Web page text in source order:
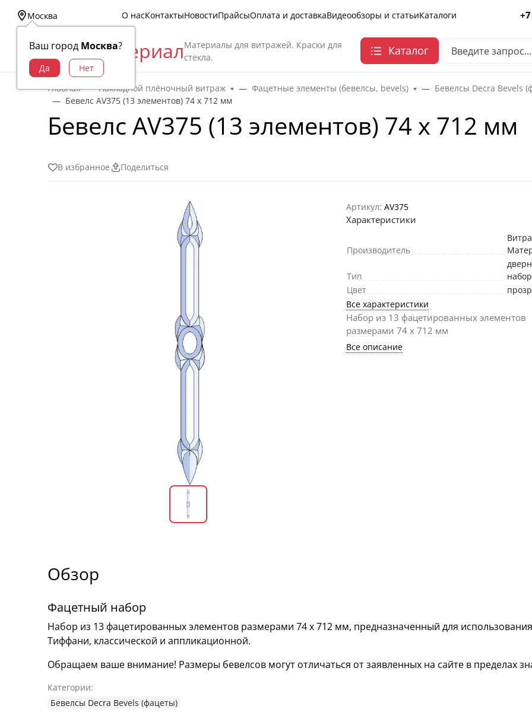
Москва
Ваш город Москва?
О насКонтактыНовостиПрайсыОплата и доставкаВидеообзоры и статьиКаталоги
Витраж МатериалМатериалы для витражей. Краски для
стекла.
Каталог
Главная Накладной плёночный витраж Фацетные элементы (бевелсы, bevels)
Бевелсы Decra Bevels
Бевелс AV375 (13 элементов) 74 х 712 мм
Бевелс AV375 (13 элементов) 74 х 712 мм
В избранное Поделиться
Артикул: AV375
Характеристики
Производитель
Тип
Цвет
Все характеристики
Набор из 13 фацетированных элементов
размерами 74 х 712 мм
Все описание
Обзор
Фацетный набор
Набор из 13 фацетированных элементов размерами 74 х 712 мм, предназначенный для
Тиффани, классической и аппликационной.
Обращаем ваше внимание! Размеры бевелсов могут отличаться от заявленных на сайте в пределах
Категории:
Бевелсы Decra Bevels (фацеты)